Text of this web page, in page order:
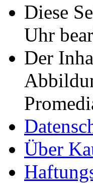
Diese
Uhr
Der
Über